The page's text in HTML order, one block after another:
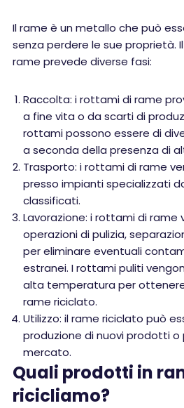
Il rame è un metallo che può
senza perdere le sue proprietà.
rame prevede diverse fasi:
Raccolta: i rottami di rame
a fine vita o da scarti di
rottami possono essere di
a seconda della presenza di
Trasporto: i rottami di rame
presso impianti specializzati
classificati.
Lavorazione: i rottami di
operazioni di pulizia,
per eliminare eventuali
estranei. I rottami puliti
alta temperatura per
rame riciclato.
Utilizzo: il rame riciclato può
produzione di nuovi prodotti o
mercato.
Quali prodotti in
ricicliamo?